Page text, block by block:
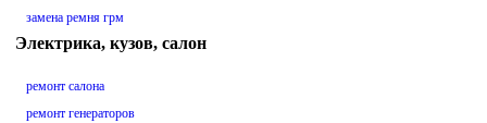
замена ремня грм
Электрика, кузов, салон
ремонт салона
ремонт генераторов